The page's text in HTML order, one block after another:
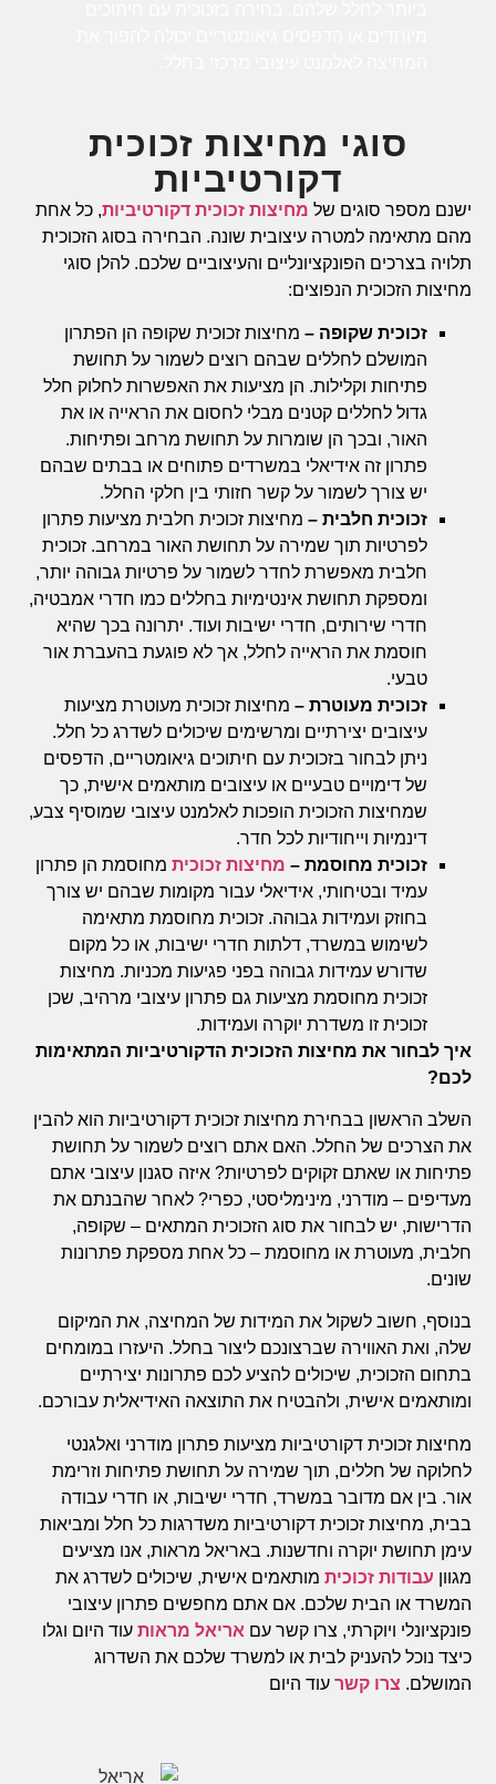
סוגי מחיצות זכוכית
דקורטיביות
ישנם מספר סוגים של מחיצות זכוכית דקורטיביות, כל אחת
מהם מתאימה למטרה עיצובית שונה. הבחירה בסוג הזכוכית
תלויה בצרכים הפונקציונליים והעיצוביים שלכם. להלן סוגי
מחיצות הזכוכית הנפוצים:
זכוכית שקופה – מחיצות זכוכית שקופה הן הפתרון
המושלם לחללים שבהם רוצים לשמור על תחושת
פתיחות וקלילות. הן מציעות את האפשרות לחלוק חלל
גדול לחללים קטנים מבלי לחסום את הראייה או את
האור, ובכך הן שומרות על תחושת מרחב ופתיחות.
פתרון זה אידיאלי במשרדים פתוחים או בבתים שבהם
יש צורך לשמור על קשר חזותי בין חלקי החלל.
זכוכית חלבית – מחיצות זכוכית חלבית מציעות פתרון
לפרטיות תוך שמירה על תחושת האור במרחב. זכוכית
חלבית מאפשרת לחדר לשמור על פרטיות גבוהה יותר,
ומספקת תחושת אינטימיות בחללים כמו חדרי אמבטיה,
חדרי שירותים, חדרי ישיבות ועוד. יתרונה בכך שהיא
חוסמת את הראייה לחלל, אך לא פוגעת בהעברת אור
טבעי.
זכוכית מעוטרת – מחיצות זכוכית מעוטרת מציעות
עיצובים יצירתיים ומרשימים שיכולים לשדרג כל חלל.
ניתן לבחור בזכוכית עם חיתוכים גיאומטריים, הדפסים
של דימויים טבעיים או עיצובים מותאמים אישית, כך
שמחיצות הזכוכית הופכות לאלמנט עיצובי שמוסיף צבע,
דינמיות וייחודיות לכל חדר.
זכוכית מחוסמת – מחיצות זכוכית מחוסמת הן פתרון
עמיד ובטיחותי, אידיאלי עבור מקומות שבהם יש צורך
בחוזק ועמידות גבוהה. זכוכית מחוסמת מתאימה
לשימוש במשרד, דלתות חדרי ישיבות, או כל מקום
שדורש עמידות גבוהה בפני פגיעות מכניות. מחיצות
זכוכית מחוסמת מציעות גם פתרון עיצובי מרהיב, שכן
זכוכית זו משדרת יוקרה ועמידות.
איך לבחור את מחיצות הזכוכית הדקורטיביות המתאימות
לכם?
השלב הראשון בבחירת מחיצות זכוכית דקורטיביות הוא להבין
את הצרכים של החלל. האם אתם רוצים לשמור על תחושת
פתיחות או שאתם זקוקים לפרטיות? איזה סגנון עיצובי אתם
מעדיפים – מודרני, מינימליסטי, כפרי? לאחר שהבנתם את
הדרישות, יש לבחור את סוג הזכוכית המתאים – שקופה,
חלבית, מעוטרת או מחוסמת – כל אחת מספקת פתרונות
שונים.
בנוסף, חשוב לשקול את המידות של המחיצה, את המיקום
שלה, ואת האווירה שברצונכם ליצור בחלל. היעזרו במומחים
בתחום הזכוכית, שיכולים להציע לכם פתרונות יצירתיים
ומותאמים אישית, ולהבטיח את התוצאה האידיאלית עבורכם.
מחיצות זכוכית דקורטיביות מציעות פתרון מודרני ואלגנטי
לחלוקה של חללים, תוך שמירה על תחושת פתיחות וזרימת
אור. בין אם מדובר במשרד, חדרי ישיבות, או חדרי עבודה
בבית, מחיצות זכוכית דקורטיביות משדרגות כל חלל ומביאות
עימן תחושת יוקרה וחדשנות. באריאל מראות, אנו מציעים
מגוון עבודות זכוכית מותאמים אישית, שיכולים לשדרג את
המשרד או הבית שלכם. אם אתם מחפשים פתרון עיצובי
פונקציונלי ויוקרתי, צרו קשר עם אריאל מראות עוד היום וגלו
כיצד נוכל להעניק לבית או למשרד שלכם את השדרוג
המושלם. צרו קשר עוד היום